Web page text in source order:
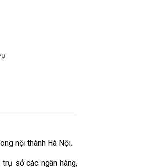
nội thành Hà Nội.
trụ sở các ngân hàng,